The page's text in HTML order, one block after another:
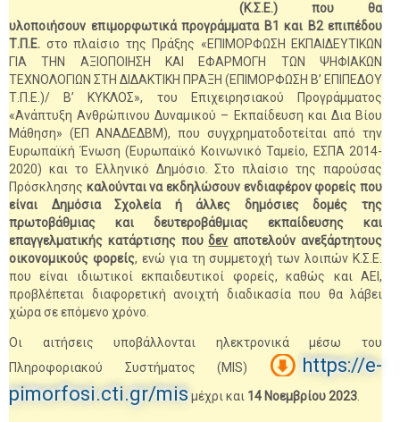
(Κ.Σ.Ε.) που θα
υλοποιήσουν επιμορφωτικά προγράμματα Β1 και Β2 επιπέδου
Τ.Π.Ε. στο πλαίσιο της Πράξης «ΕΠΙΜΟΡΦΩΣΗ ΕΚΠΑΙΔΕΥΤΙΚΩΝ
ΓΙΑ ΤΗΝ ΑΞΙΟΠΟΙΗΣΗ ΚΑΙ ΕΦΑΡΜΟΓΗ ΤΩΝ ΨΗΦΙΑΚΩΝ
ΤΕΧΝΟΛΟΓΙΩΝ ΣΤΗ ΔΙΔΑΚΤΙΚΗ ΠΡΑΞΗ (ΕΠΙΜΟΡΦΩΣΗ Β’ ΕΠΙΠΕΔΟΥ
Τ.Π.Ε.)/ Β’ ΚΥΚΛΟΣ», του Επιχειρησιακού Προγράμματος
«Ανάπτυξη Ανθρώπινου Δυναμικού – Εκπαίδευση και Δια Βίου
Μάθηση» (ΕΠ ΑΝΑΔΕΔΒΜ), που συγχρηματοδοτείται από την
Ευρωπαϊκή Ένωση (Ευρωπαϊκό Κοινωνικό Ταμείο, ΕΣΠΑ 2014-
2020) και το Ελληνικό Δημόσιο. Στο πλαίσιο της παρούσας
Πρόσκλησης καλούνται να εκδηλώσουν ενδιαφέρον φορείς που
είναι Δημόσια Σχολεία ή άλλες δημόσιες δομές της
πρωτοβάθμιας και δευτεροβάθμιας εκπαίδευσης και
επαγγελματικής κατάρτισης πουδεν αποτελούν ανεξάρτητους
οικονομικούς φορείς, ενώ για τη συμμετοχή των λοιπών Κ.Σ.Ε.
που είναι ιδιωτικοί εκπαιδευτικοί φορείς, καθώς και ΑΕΙ,
προβλέπεται διαφορετική ανοιχτή διαδικασία που θα λάβει
χώρα σε επόμενο χρόνο.
Οι αιτήσεις υποβάλλονται ηλεκτρονικά μέσω του
Πληροφοριακού Συστήματος (MIS)
https://e-
pimorfosi.cti.gr/mis μέχρι και 14 Νοεμβρίου 2023